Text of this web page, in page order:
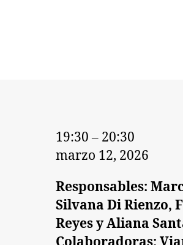
19:30– 20:30
marzo 12, 2026
Responsables:
Silvana Di Rienzo,
Reyes y Aliana